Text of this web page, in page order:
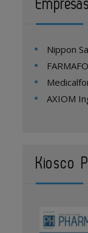
Empresas
Nippon
AXIOM
Kiosco